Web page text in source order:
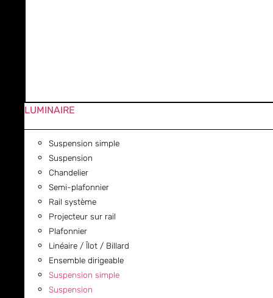
LUMINAIRE
Suspension simple
Suspension
Chandelier
Semi-plafonnier
Rail système
Projecteur sur rail
Plafonnier
Linéaire / Îlot / Billard
Ensemble dirigeable
Suspension simple
Suspension